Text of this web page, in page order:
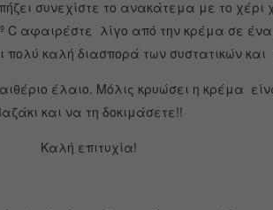
συνεχίστε το ανακάτεμα με το
C αφαιρέστε λίγο από την κρέμα σε
πολύ καλή διασπορά των συστατικών
έλαιο. Μόλις κρυώσει η κρέμα
και να τη δοκιμάσετε!!
Καλή επιτυχία!